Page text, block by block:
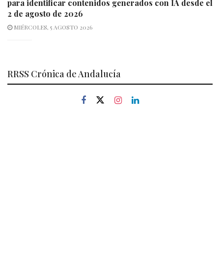
para identificar contenidos generados con IA desde el
2 de agosto de 2026
MIÉRCOLES, 5 AGOSTO 2026
RRSS Crónica de Andalucía